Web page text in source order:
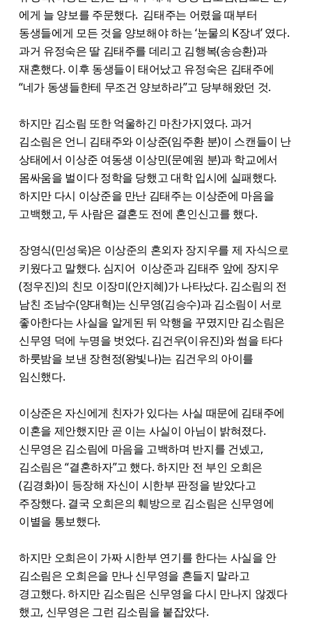
에게 늘 양보를 주문했다. 김태주는 어렸을 때부터
동생들에게 모든 것을 양보해야 하는 ‘눈물의 K장녀’ 였다.
과거 유정숙은 딸 김태주를 데리고 김행복(송승환)과
재혼했다. 이후 동생들이 태어났고 유정숙은 김태주에
“네가 동생들한테 무조건 양보하라”고 당부해왔던 것.
하지만 김소림 또한 억울하긴 마찬가지였다. 과거
김소림은 언니 김태주와 이상준(임주환 분)이 스캔들이 난
상태에서 이상준 여동생 이상민(문예원 분)과 학교에서
몸싸움을 벌이다 정학을 당했고 대학 입시에 실패했다.
하지만 다시 이상준을 만난 김태주는 이상준에 마음을
고백했고, 두 사람은 결혼도 전에 혼인신고를 했다.
장영식(민성욱)은 이상준의 혼외자 장지우를 제 자식으로
키웠다고 말했다. 심지어 이상준과 김태주 앞에 장지우
(정우진)의 친모 이장미(안지혜)가 나타났다. 김소림의 전
남친 조남수(양대혁)는 신무영(김승수)과 김소림이 서로
좋아한다는 사실을 알게된 뒤 악행을 꾸몄지만 김소림은
신무영 덕에 누명을 벗었다. 김건우(이유진)와 썸을 타다
하룻밤을 보낸 장현정(왕빛나)는 김건우의 아이를
임신했다.
이상준은 자신에게 친자가 있다는 사실 때문에 김태주에
이혼을 제안했지만 곧 이는 사실이 아님이 밝혀졌다.
신무영은 김소림에 마음을 고백하며 반지를 건넸고,
김소림은 “결혼하자”고 했다. 하지만 전 부인 오희은
(김경화)이 등장해 자신이 시한부 판정을 받았다고
주장했다. 결국 오희은의 훼방으로 김소림은 신무영에
이별을 통보했다.
하지만 오희은이 가짜 시한부 연기를 한다는 사실을 안
김소림은 오희은을 만나 신무영을 흔들지 말라고
경고했다. 하지만 김소림은 신무영을 다시 만나지 않겠다
했고, 신무영은 그런 김소림을 붙잡았다.